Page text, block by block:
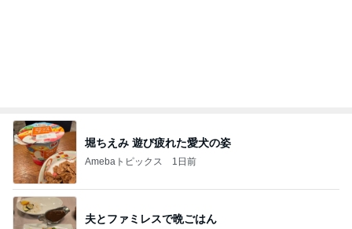
堀ちえみ 遊び疲れた愛犬の姿
Amebaトピックス 1日前
夫とファミレスで晩ごはん